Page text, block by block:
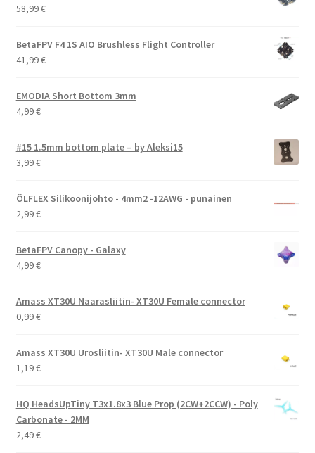
58,99€
BetaFPV F4 1S AIO Brushless Flight Controller
41,99€
EMODIA Short Bottom 3mm
4,99€
#15 1.5mm bottom plate – by Aleksi15
3,99€
ÖLFLEX Silikoonijohto - 4mm2 -12AWG - punainen
2,99€
BetaFPV Canopy - Galaxy
4,99€
Amass XT30U Naarasliitin- XT30U Female connector
0,99€
Amass XT30U Urosliitin- XT30U Male connector
1,19€
HQ HeadsUpTiny T3x1.8x3 Blue Prop (2CW+2CCW) - Poly
Carbonate - 2MM
2,49€